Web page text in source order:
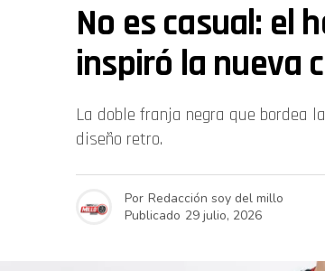
No es casual: el
inspiró la nueva
La doble franja negra que bordea
diseño retro.
Por Redacción soy del millo
Publicado 29 julio, 2026